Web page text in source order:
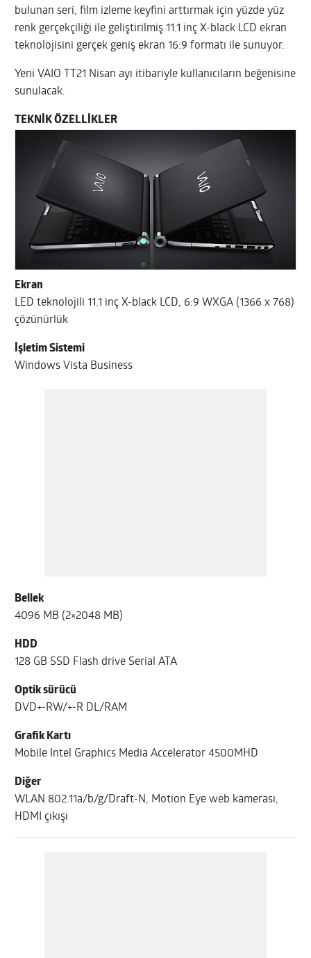
bulunan seri, film izleme keyfini arttırmak için yüzde yüz
renk gerçekçiliği ile geliştirilmiş 11.1 inç X-black LCD ekran
teknolojisini gerçek geniş ekran 16:9 formatı ile sunuyor.
Yeni VAIO TT21 Nisan ayı itibariyle kullanıcıların beğenisine
sunulacak.
TEKNİK ÖZELLİKLER
Ekran
LED teknolojili 11.1 inç X-black LCD, 6:9 WXGA (1366 x 768)
çözünürlük
İşletim Sistemi
Windows Vista Business
Bellek
4096 MB (2×2048 MB)
HDD
128 GB SSD Flash drive Serial ATA
Optik sürücü
DVD+-RW/+-R DL/RAM
Grafik Kartı
Mobile Intel Graphics Media Accelerator 4500MHD
Diğer
WLAN 802.11a/b/g/Draft-N, Motion Eye web kamerası,
HDMI çıkışı